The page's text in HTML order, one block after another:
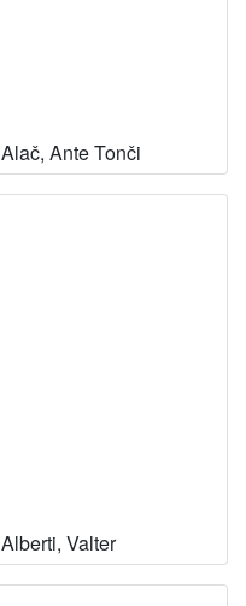
Alač, Ante Tonči
Alberti, Valter